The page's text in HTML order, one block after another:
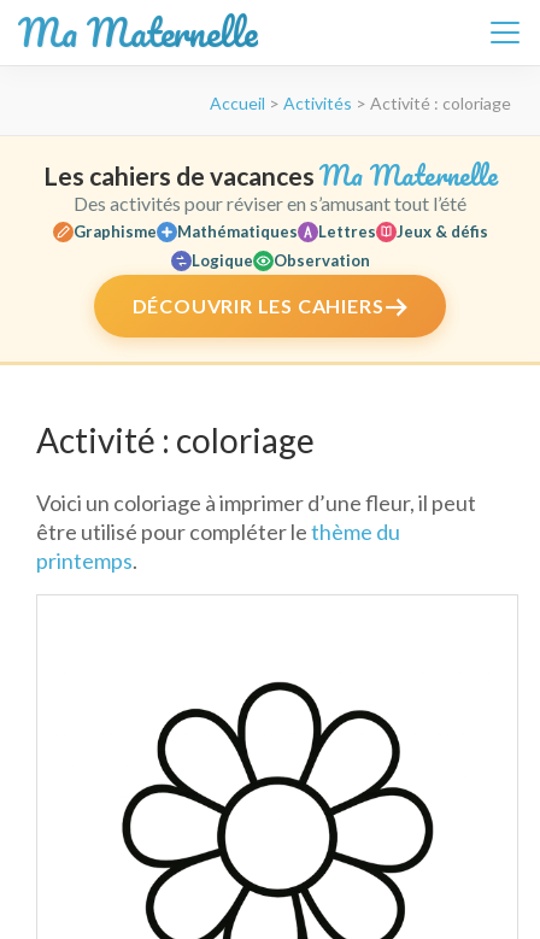
Ma Maternelle
(Pressez
Entrée)
Accueil > Activités > Activité : coloriage
Les cahiers de vacances Ma Maternelle
Des activités pour réviser en s’amusant tout l’été
Graphisme Mathématiques Lettres
Jeux & défis
Logique
Observation
DÉCOUVRIR LES CAHIERS
Activité : coloriage
Voici un coloriage à imprimer d’une fleur, il peut
être utilisé pour compléter lethème du
printemps.